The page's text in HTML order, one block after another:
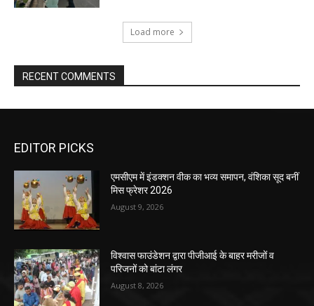
Load more
RECENT COMMENTS
EDITOR PICKS
एमसीएम में इंडक्शन वीक का भव्य समापन, वंशिका सूद बनीं
मिस फ्रेशर 2026
August 9, 2026
विश्वास फाउंडेशन द्वारा पीजीआई के बाहर मरीजों व
परिजनों को बांटा लंगर
August 8, 2026